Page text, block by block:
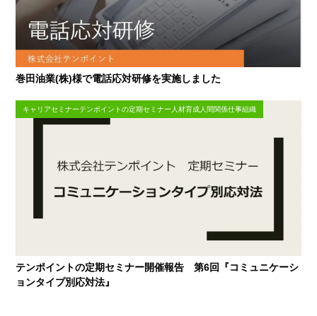
巻田油業(株)様で電話応対研修を実施しました
キャリアセミナーテンポイントの定期セミナー人材育成人間関係仕事組織
テンポイントの定期セミナー開催報告 第6回『コミュニケーシ
ョンタイプ別応対法』